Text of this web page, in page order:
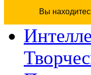
Вы